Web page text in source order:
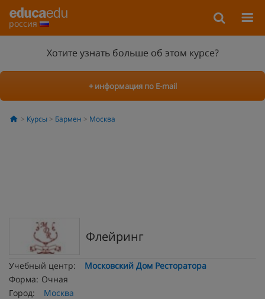
россия
Хотите узнать больше об этом курсе?
+ информация по E-mail
Курсы Бармен Москва
Флейринг
Учебный центр:
Московский Дом Ресторатора
Форма: Очная
Город:
Москва